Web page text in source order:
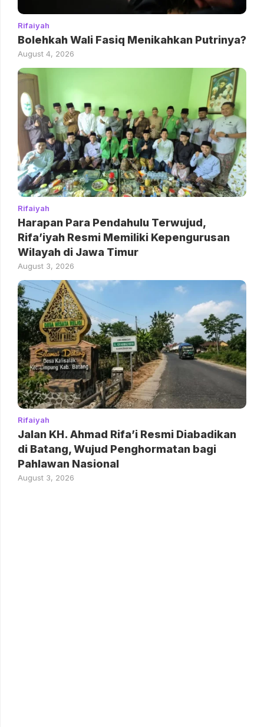
Rifaiyah
Bolehkah Wali Fasiq Menikahkan Putrinya?
August 4, 2026
Rifaiyah
Harapan Para Pendahulu Terwujud,
Rifa’iyah Resmi Memiliki Kepengurusan
Wilayah di Jawa Timur
August 3, 2026
Rifaiyah
Jalan KH. Ahmad Rifa’i Resmi Diabadikan
di Batang, Wujud Penghormatan bagi
Pahlawan Nasional
August 3, 2026